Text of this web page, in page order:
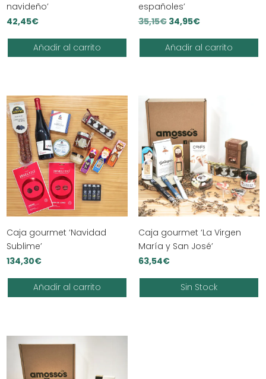
navideño’
42,45€
Añadir al carrito
españoles’
35,15€ El
precio
original
34,95€El
precio
actual
Añadir al carrito
Caja gourmet ‘Navidad
Sublime’
134,30€
Añadir al carrito
Caja gourmet ‘La Virgen
María y San José’
63,54€
Sin Stock